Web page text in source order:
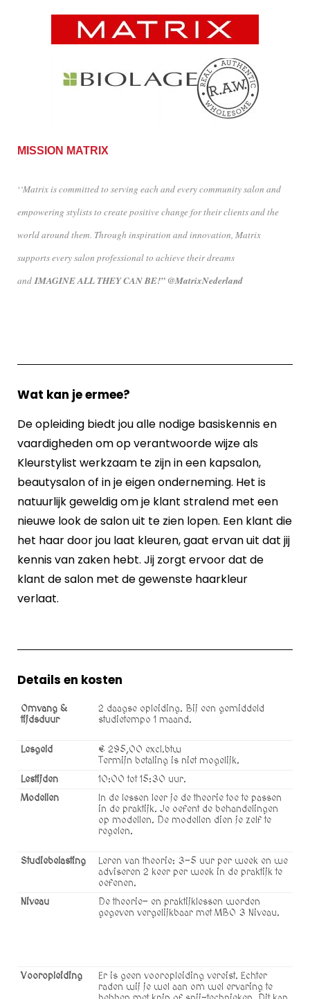
MISSION MATRIX
‘‘Matrix is committed to serving each and every community salon and
empowering stylists to create positive change for their clients and the
world around them. Through inspiration and innovation, Matrix
supports every salon professional to achieve their dreams
and IMAGINE ALL THEY CAN BE!” @MatrixNederland
Wat kan je ermee?
De opleiding biedt jou alle nodige basiskennis en
vaardigheden om op verantwoorde wijze als
Kleurstylist werkzaam te zijn in een kapsalon,
beautysalon of in je eigen onderneming. Het is
natuurlijk geweldig om je klant stralend met een
nieuwe look de salon uit te zien lopen. Een klant die
het haar door jou laat kleuren, gaat ervan uit dat jij
kennis van zaken hebt. Jij zorgt ervoor dat de
klant de salon met de gewenste haarkleur
verlaat.
Details en kosten
Omvang &
tijdsduur
2 daagse opleiding. Bij een gemiddeld
studietempo 1 maand.
Lesgeld
€ 295,00 excl.btw
Termijn betaling is niet mogelijk.
Lestijden
10:00 tot 15:30 uur.
Modellen
In de lessen leer je de theorie toe te passen
in de praktijk. Je oefent de behandelingen
op modellen. De modellen dien je zelf te
regelen.
Studiebelasting
Leren van theorie: 3-5 uur per week en we
adviseren 2 keer per week in de praktijk te
oefenen.
Niveau
De theorie- en praktijklessen worden
gegeven vergelijkbaar met MBO 3 Niveau.
Vooropleiding
Er is geen vooropleiding vereist. Echter
raden wij je wel aan om wel ervaring te